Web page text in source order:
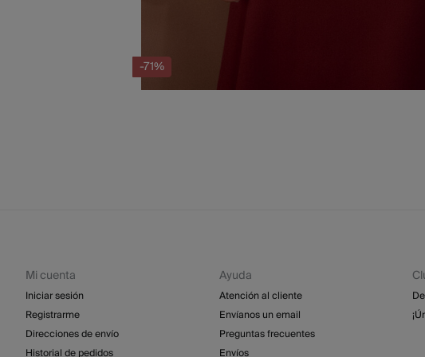
-71%
Mi cuenta
Iniciar sesión
Registrarme
Direcciones de envío
Historial de pedidos
Ayuda
Atención al cliente
Envíanos un email
Preguntas frecuentes
Envíos